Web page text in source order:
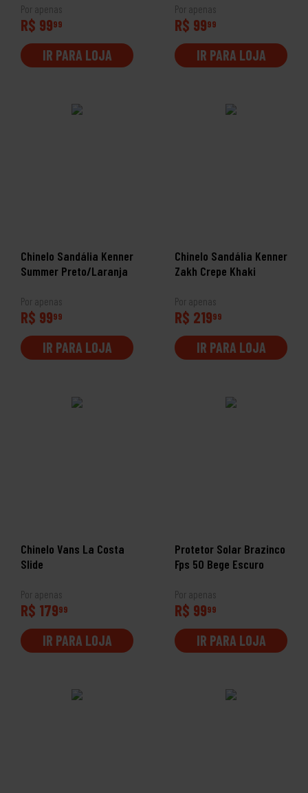
Por apenas
R$ 9999
IR PARA LOJA
Por apenas
R$ 9999
IR PARA LOJA
Chinelo Sandália Kenner
Summer Preto/Laranja
Por apenas
R$ 9999
IR PARA LOJA
Chinelo Sandália Kenner
Zakh Crepe Khaki
Por apenas
R$ 21999
IR PARA LOJA
Chinelo Vans La Costa
Slide
Por apenas
R$ 17999
IR PARA LOJA
Protetor Solar Brazinco
Fps 50 Bege Escuro
Por apenas
R$ 9999
IR PARA LOJA